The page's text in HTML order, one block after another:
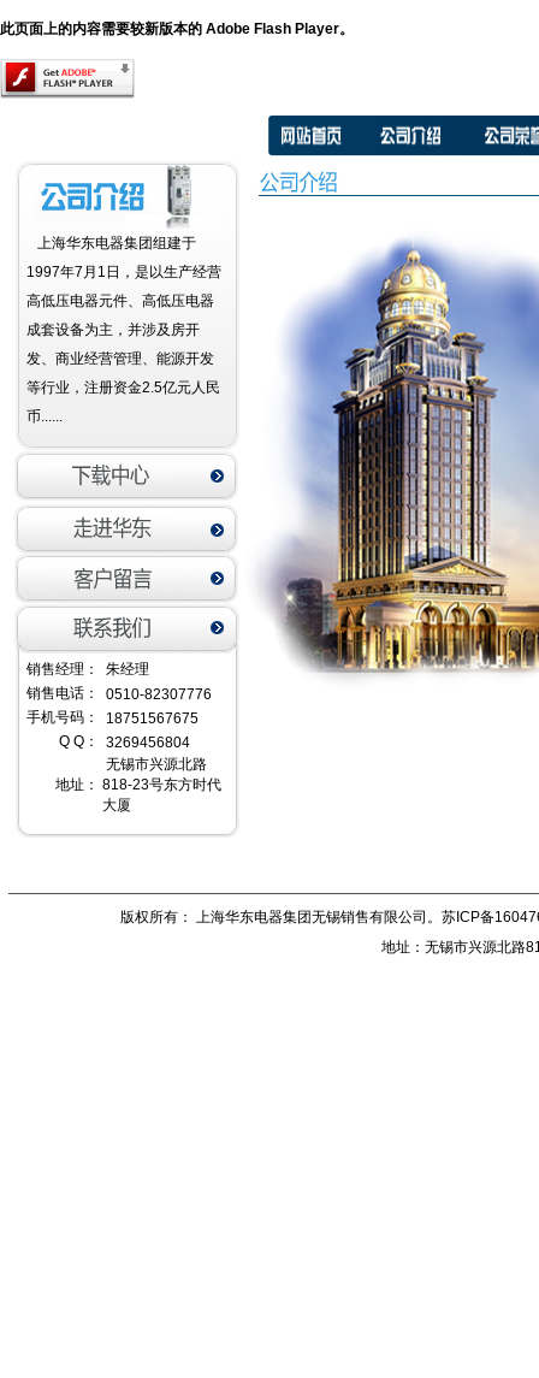
此页面上的内容需要较新版本的 Adobe Flash Player。
上海华东电器集团组建于
1997年7月1日，是以生产经营
高低压电器元件、高低压电器
成套设备为主，并涉及房开
发、商业经营管理、能源开发
等行业，注册资金2.5亿元人民
币......
销售经理：
朱经理
销售电话：
0510-82307776
手机号码：
18751567675‬
Q Q：
3269456804‬
地址：
无锡市兴源北路
818-23号东方时代
大厦
版权所有： 上海华东电器集团无锡销售有限公司。 苏ICP备
地址：无锡市兴源北路